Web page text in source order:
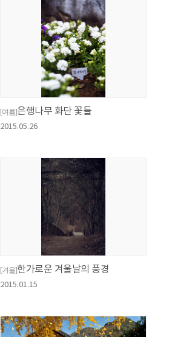
[여름]은행나무 화단 꽃들
2015.05.26
[겨울]한가로운 겨울날의 풍경
2015.01.15